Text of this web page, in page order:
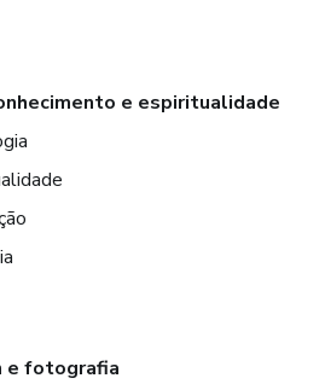
e espiritualidade
e fotografia